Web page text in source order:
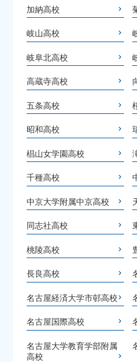
加納高校
岐山高校
岐阜北高校
高蔵寺高校
五条高校
昭和高校
椙山女学園高校
千種高校
中京大学附属中京高校
同志社高校
桃陵高校
長良高校
名古屋経済大学市邨高校
名古屋国際高校
名古屋大学教育学部附属
高校